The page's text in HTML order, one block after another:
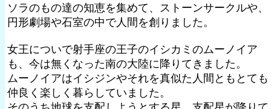
ソラのもの達の知恵を集めて、ストーンサークルや、
円形劇場や石室の中で人間を創りました。
女王についで射手座の王子のイシカミのムーノイア
も、今は無くなった南の大陸に降りてきました。
ムーノイアはイシジンやそれを真似た人間ともとても
仲良く楽しく暮らしていました。